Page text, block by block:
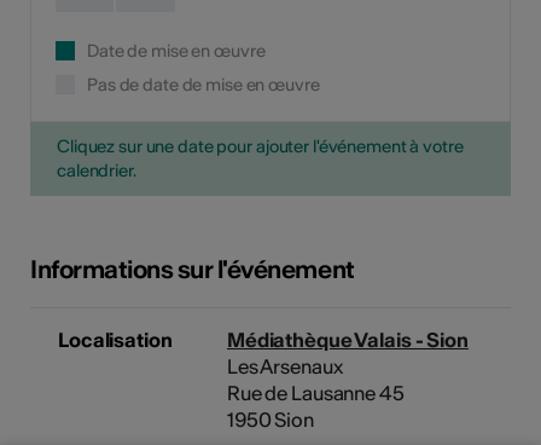
Date de mise en œuvre
Pas de date de mise en œuvre
Cliquez sur une date pour ajouter l'événement à votre
calendrier.
Informations sur l'événement
Localisation
Médiathèque Valais - Sion
Les Arsenaux
Rue de Lausanne 45
1950 Sion